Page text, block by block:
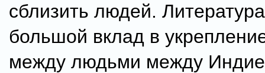
сблизить людей.
большой вклад в
между людьми между